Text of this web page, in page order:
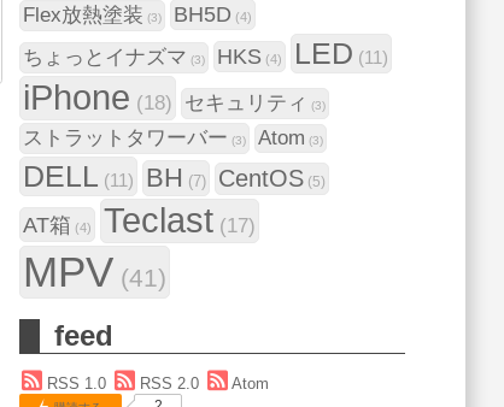
Flex放熱塗装 (3) BH5D (4)
ちょっとイナズマ (3) HKS (4) LED (11)
iPhone (18) セキュリティ (3)
ストラットタワーバー (3) Atom (3)
DELL (11) BH (7) CentOS (5)
AT箱 (4) Teclast (17)
MPV (41)
feed
RSS 1.0 RSS 2.0 Atom